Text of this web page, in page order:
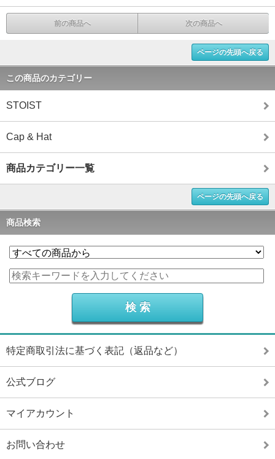
前の商品へ 次の商品へ
ページの先頭へ戻る
この商品のカテゴリー
STOIST
Cap & Hat
商品カテゴリー一覧
ページの先頭へ戻る
商品検索
特定商取引法に基づく表記（返品など）
公式ブログ
マイアカウント
お問い合わせ